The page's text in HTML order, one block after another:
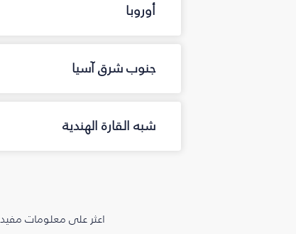
أوروبا
جنوب شرق آسيا
شبه القارة الهندية
اعثر على معلومات